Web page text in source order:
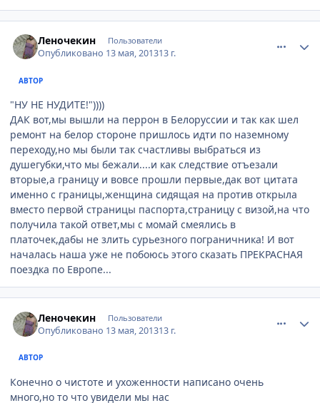
Леночекин Пользователи
Опубликовано 13 мая, 201313 г.
АВТОР
"НУ НЕ НУДИТЕ!"))))
ДАК вот,мы вышли на перрон в Белоруссии и так как шел
ремонт на белор стороне пришлось идти по наземному
переходу,но мы были так счастливы выбраться из
душегубки,что мы бежали....и как следствие отъезали
вторые,а границу и вовсе прошли первые,дак вот цитата
именно с границы,женщина сидящая на против открыла
вместо первой страницы паспорта,страницу с визой,на что
получила такой ответ,мы с момай смеялись в
платочек,дабы не злить сурьезного пограничника! И вот
началась наша уже не побоюсь этого сказать ПРЕКРАСНАЯ
поездка по Европе...
Леночекин Пользователи
Опубликовано 13 мая, 201313 г.
АВТОР
Конечно о чистоте и ухоженности написано очень
много,но то что увидели мы нас